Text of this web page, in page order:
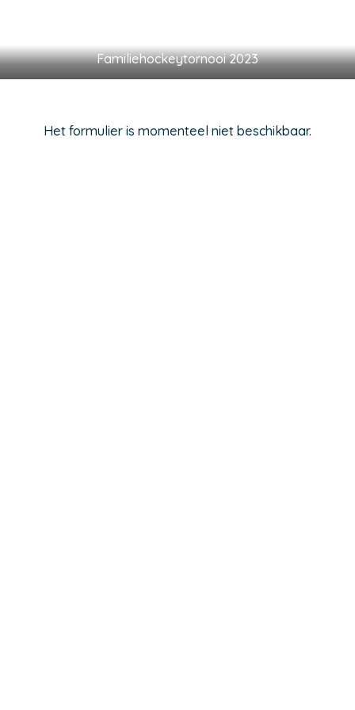
Familiehockeytornooi 2023
Het formulier is momenteel niet beschikbaar.